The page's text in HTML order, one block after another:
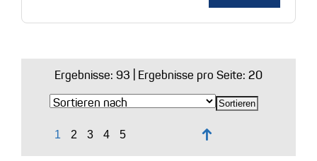
Ergebnisse: 93 | Ergebnisse pro Seite: 20
↑